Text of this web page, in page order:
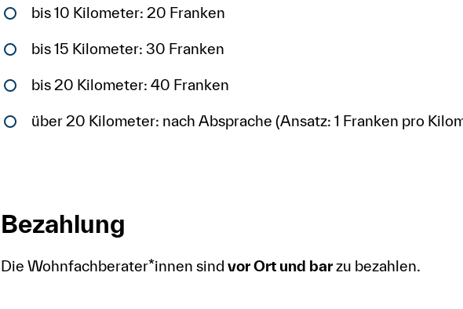
bis 10 Kilometer: 20 Franken
bis 15 Kilometer: 30 Franken
bis 20 Kilometer: 40 Franken
über 20 Kilometer: nach Absprache (Ansatz: 1 Franken pro
Bezahlung
Die Wohnfachberater*innen sind vor Ort und barzu bezahlen.